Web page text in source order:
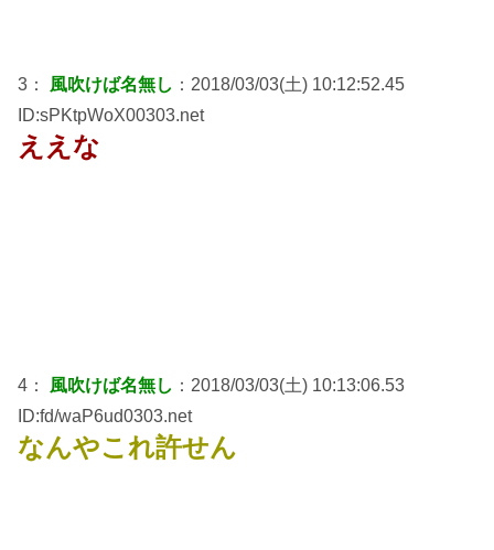
3： 風吹けば名無し ：2018/03/03(土) 10:12:52.45
ID:sPKtpWoX00303.net
ええな
4： 風吹けば名無し ：2018/03/03(土) 10:13:06.53
ID:fd/waP6ud0303.net
なんやこれ許せん